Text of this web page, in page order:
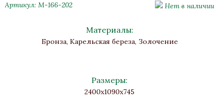
Артикул: М-166-202 Нет в наличии
Материалы:
Бронза, Карельская береза, Золочение
Размеры:
2400х1090х745